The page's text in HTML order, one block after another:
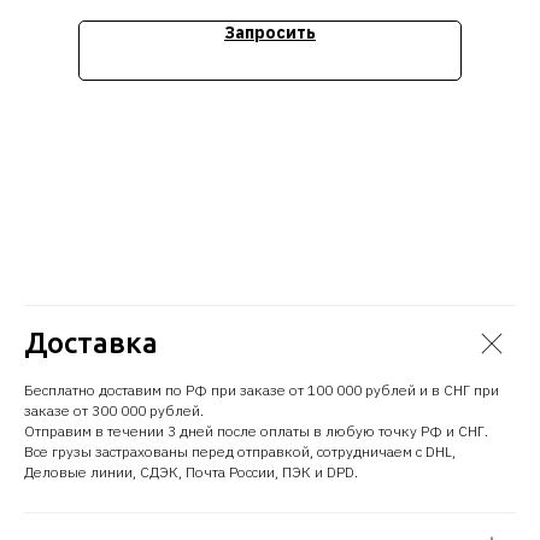
Запросить
Доставка
Бесплатно доставим по РФ при заказе от 100 000 рублей и в СНГ при
заказе от 300 000 рублей.
Отправим в течении 3 дней после оплаты в любую точку РФ и СНГ.
Все грузы застрахованы перед отправкой, сотрудничаем с DHL,
Деловые линии, СДЭК, Почта России, ПЭК и DPD.